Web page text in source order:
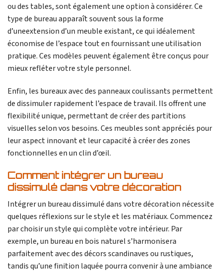
ou des tables, sont également une option à considérer. Ce
type de bureau apparaît souvent sous la forme
d’uneextension d’un meuble existant, ce qui idéalement
économise de l’espace tout en fournissant une utilisation
pratique. Ces modèles peuvent également être conçus pour
mieux refléter votre style personnel.
Enfin, les bureaux avec des panneaux coulissants permettent
de dissimuler rapidement l’espace de travail. Ils offrent une
flexibilité unique, permettant de créer des partitions
visuelles selon vos besoins. Ces meubles sont appréciés pour
leur aspect innovant et leur capacité à créer des zones
fonctionnelles en un clin d’œil.
Comment intégrer un bureau
dissimulé dans votre décoration
Intégrer un bureau dissimulé dans votre décoration nécessite
quelques réflexions sur le style et les matériaux. Commencez
par choisir un style qui complète votre intérieur. Par
exemple, un bureau en bois naturel s’harmonisera
parfaitement avec des décors scandinaves ou rustiques,
tandis qu’une finition laquée pourra convenir à une ambiance